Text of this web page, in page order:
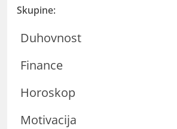
Skupine:
Duhovnost
Finance
Horoskop
Motivacija